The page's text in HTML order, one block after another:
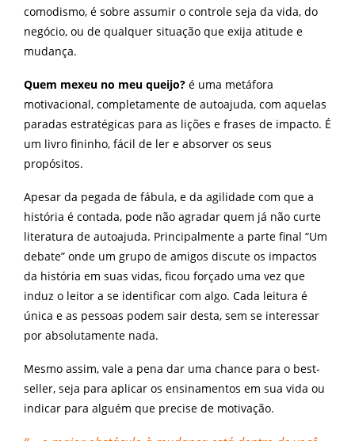
comodismo, é sobre assumir o controle seja da vida, do
negócio, ou de qualquer situação que exija atitude e
mudança.
Quem mexeu no meu queijo? é uma metáfora
motivacional, completamente de autoajuda, com aquelas
paradas estratégicas para as lições e frases de impacto. É
um livro fininho, fácil de ler e absorver os seus
propósitos.
Apesar da pegada de fábula, e da agilidade com que a
história é contada, pode não agradar quem já não curte
literatura de autoajuda. Principalmente a parte final “Um
debate” onde um grupo de amigos discute os impactos
da história em suas vidas, ficou forçado uma vez que
induz o leitor a se identificar com algo. Cada leitura é
única e as pessoas podem sair desta, sem se interessar
por absolutamente nada.
Mesmo assim, vale a pena dar uma chance para o best-
seller, seja para aplicar os ensinamentos em sua vida ou
indicar para alguém que precise de motivação.